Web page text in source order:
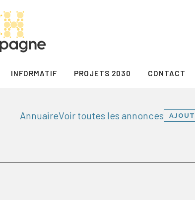
INFORMATIF PROJETS 2030 CONTACT
AnnuaireVoir toutes les annonces